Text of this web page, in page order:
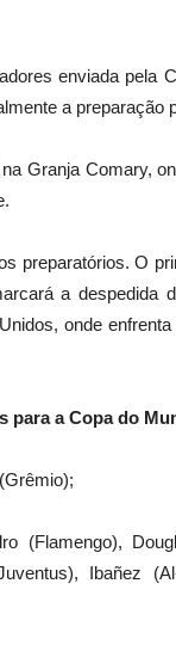
enviada pela
a preparação
Granja Comary,
preparatórios. O
a despedida
onde
a Copa do
(Flamengo),
Ibañez